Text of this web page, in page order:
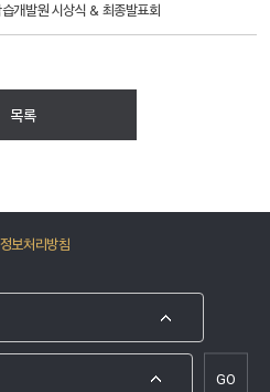
개발원 시상식 & 최종발표회
목록
보처리방침
GO